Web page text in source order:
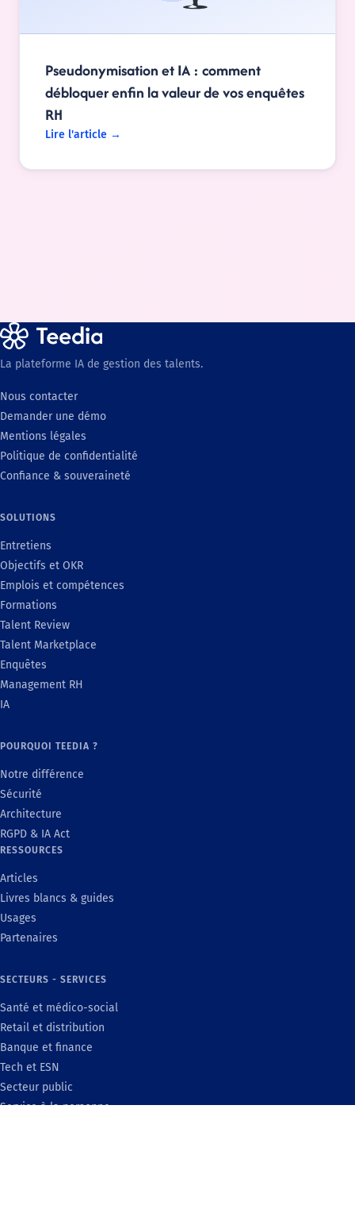
Pseudonymisation et IA : comment
débloquer enfin la valeur de vos enquêtes
RH
Lire l'article →
La plateforme IA de gestion des talents.
Nous contacter
Demander une démo
Mentions légales
Politique de confidentialité
Confiance & souveraineté
SOLUTIONS
Entretiens
Objectifs et OKR
Emplois et compétences
Formations
Talent Review
Talent Marketplace
Enquêtes
Management RH
IA
POURQUOI TEEDIA ?
Notre différence
Sécurité
Architecture
RGPD & IA Act
RESSOURCES
Articles
Livres blancs & guides
Usages
Partenaires
SECTEURS - SERVICES
Santé et médico-social
Retail et distribution
Banque et finance
Tech et ESN
Secteur public
Service à la personne